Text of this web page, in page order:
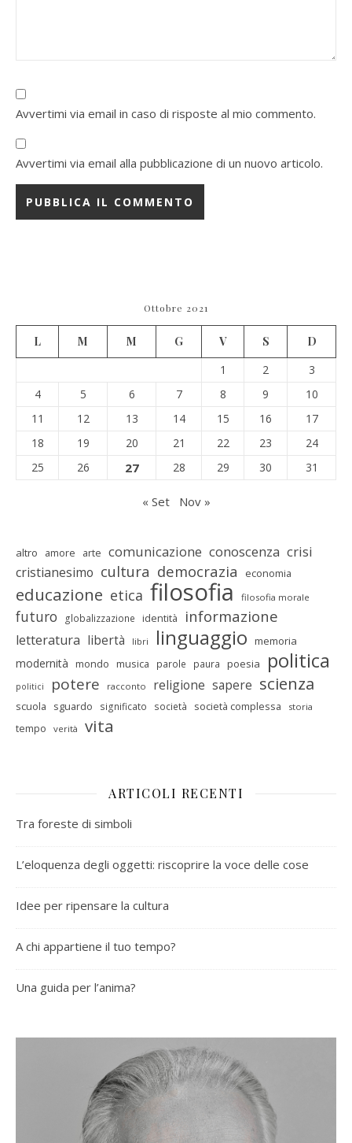
Avvertimi via email in caso di risposte al mio commento.
Avvertimi via email alla pubblicazione di un nuovo articolo.
Ottobre 2021
L M M G V S
D
1
2
3
4
5 6 7 8 9
10
11
12 13 14 15 16
17
18
19 20 21 22 23
24
25
26 27 28 29 30 31
« Set Nov »
altro amore arte comunicazione conoscenza crisi
cristianesimo cultura democrazia economia
educazione etica filosofia filosofia morale
futuro globalizzazione identità informazione
letteratura libertà libri linguaggio memoria
modernità mondo musica parole paura poesia politica
politici potere racconto religione sapere scienza
scuola sguardo significato società società complessa storia
tempo verità vita
ARTICOLI RECENTI
Tra foreste di simboli
L’eloquenza degli oggetti: riscoprire la voce delle cose
Idee per ripensare la cultura
A chi appartiene il tuo tempo?
Una guida per l’anima?